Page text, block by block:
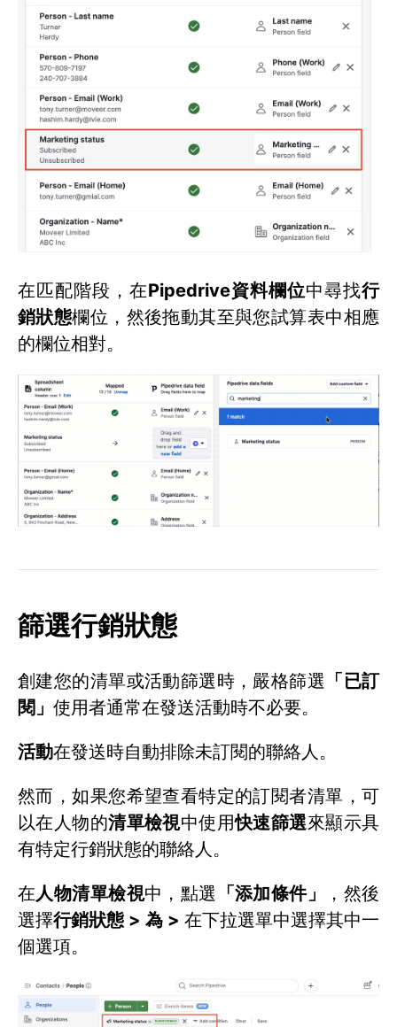
在匹配階段，在Pipedrive資料欄位中尋找行
銷狀態欄位，然後拖動其至與您試算表中相應
的欄位相對。
篩選行銷狀態
創建您的清單或活動篩選時，嚴格篩選 「已訂
閱」 使用者通常在發送活動時不必要。
活動在發送時自動排除未訂閱的聯絡人。
然而，如果您希望查看特定的訂閱者清單，可
以在人物的清單檢視中使用快速篩選來顯示具
有特定行銷狀態的聯絡人。
在人物清單檢視中，點選 「添加條件」
，然後
選擇行銷狀態 > 為 > 在下拉選單中選擇其中一
個選項。